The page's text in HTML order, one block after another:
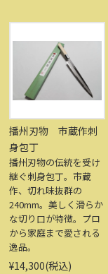
播州刃物 市蔵作刺
身包丁
播州刃物の伝統を受け
継ぐ刺身包丁。市蔵
作、切れ味抜群の
240mm。美しく滑らか
な切り口が特徴。プロ
から家庭まで愛される
逸品。
¥14,300(税込)